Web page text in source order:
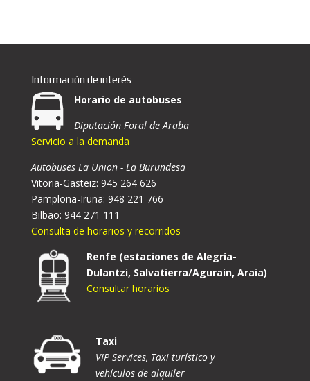
Información de interés
Horario de autobuses
Diputación Foral de Araba
Servicio a la demanda
Autobuses La Union - La Burundesa
Vitoria-Gasteiz: 945 264 626
Pamplona-Iruña: 948 221 766
Bilbao: 944 271 111
Consulta de horarios y recorridos
Renfe (estaciones de Alegría-
Dulantzi, Salvatierra/Agurain, Araia)
Consultar horarios
Taxi
VIP Services, Taxi turístico y
vehículos de alquiler